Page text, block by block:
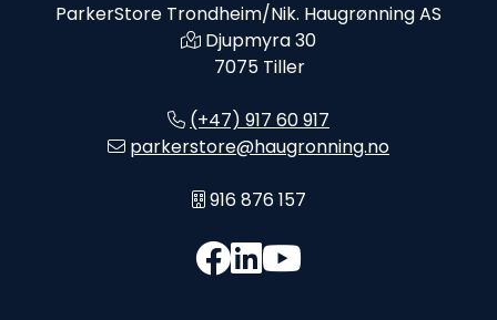
ParkerStore Trondheim/Nik. Haugrønning AS
Djupmyra 30
7075 Tiller
(+47) 917 60 917
parkerstore@haugronning.no
916 876 157